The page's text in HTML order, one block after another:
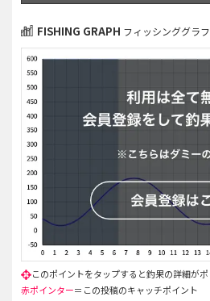
FISHING GRAPH フィッシンググラフ
赤ポインター＝この投稿のキャッチポイント